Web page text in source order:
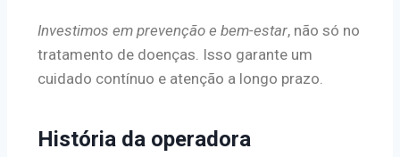
Investimos em prevenção e bem-estar, não só no
tratamento de doenças. Isso garante um
cuidado contínuo e atenção a longo prazo.
História da operadora